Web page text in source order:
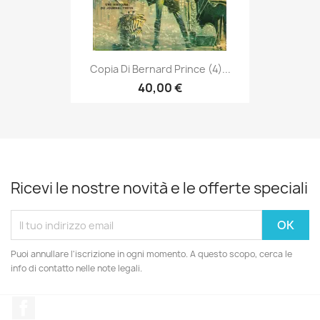
Copia Di Bernard Prince (4)...
40,00 €
Ricevi le nostre novità e le offerte speciali
Puoi annullare l'iscrizione in ogni momento. A questo scopo, cerca le
info di contatto nelle note legali.